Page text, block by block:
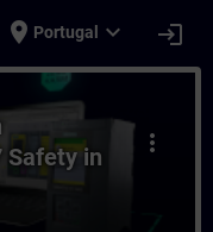
place Portugal expand_more login
more_vert
Safety in